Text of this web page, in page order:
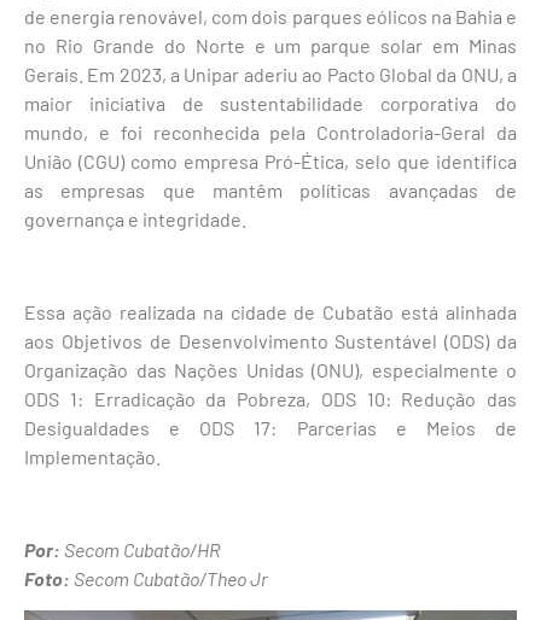
de energia renovável, com dois parques eólicos na Bahia e
no Rio Grande do Norte e um parque solar em Minas
Gerais. Em 2023, a Unipar aderiu ao Pacto Global da ONU, a
maior iniciativa de sustentabilidade corporativa do
mundo, e foi reconhecida pela Controladoria-Geral da
União (CGU) como empresa Pró-Ética, selo que identifica
as empresas que mantêm políticas avançadas de
governança e integridade.
Essa ação realizada na cidade de Cubatão está alinhada
aos Objetivos de Desenvolvimento Sustentável (ODS) da
Organização das Nações Unidas (ONU), especialmente o
ODS 1: Erradicação da Pobreza, ODS 10: Redução das
Desigualdades e ODS 17: Parcerias e Meios de
Implementação.
Por: Secom Cubatão/HR
Foto: Secom Cubatão/Theo Jr